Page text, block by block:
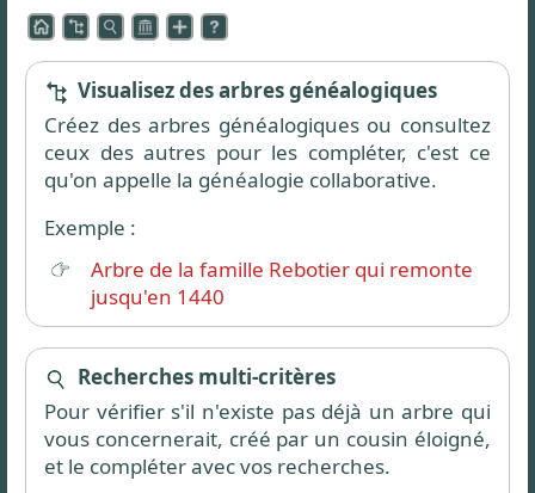
Visualisez des arbres généalogiques
Créez des arbres généalogiques ou consultez
ceux des autres pour les compléter, c'est ce
qu'on appelle la généalogie collaborative.
Exemple :
Arbre de la famille Rebotier qui remonte
jusqu'en 1440
Recherches multi-critères
Pour vérifier s'il n'existe pas déjà un arbre qui
vous concernerait, créé par un cousin éloigné,
et le compléter avec vos recherches.